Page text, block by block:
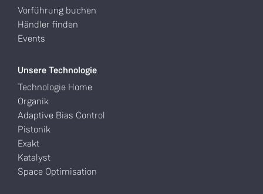
Vorführung buchen
Händler finden
Events
Unsere Technologie
Technologie Home
Organik
Adaptive Bias Control
Pistonik
Exakt
Katalyst
Space Optimisation